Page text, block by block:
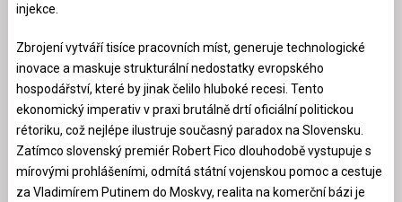
injekce.
Zbrojení vytváří tisíce pracovních míst, generuje technologické
inovace a maskuje strukturální nedostatky evropského
hospodářství, které by jinak čelilo hluboké recesi. Tento
ekonomický imperativ v praxi brutálně drtí oficiální politickou
rétoriku, což nejlépe ilustruje současný paradox na Slovensku.
Zatímco slovenský premiér Robert Fico dlouhodobě vystupuje s
mírovými prohlášeními, odmítá státní vojenskou pomoc a cestuje
za Vladimírem Putinem do Moskvy, realita na komerční bázi je